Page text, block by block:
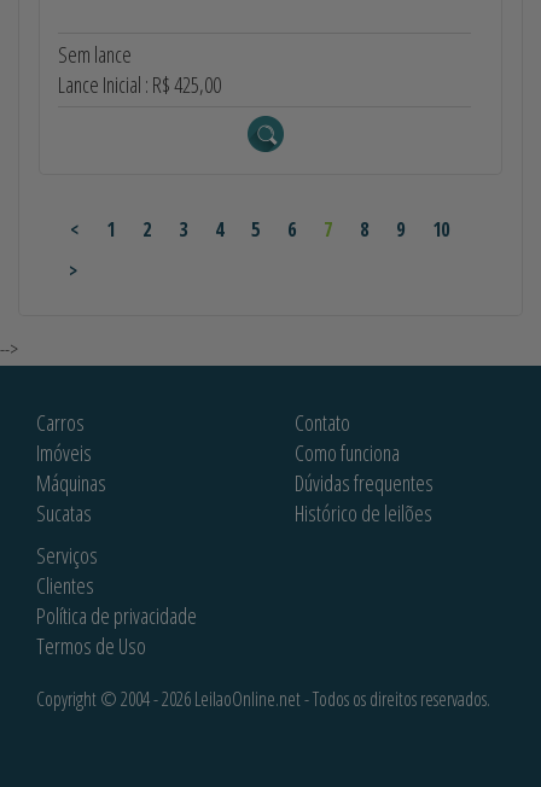
Sem lance
Lance Inicial : R$ 425,00
< 1 2 3 4 5 6 7 8 9
10
>
-->
Carros
Imóveis
Máquinas
Sucatas
Contato
Como funciona
Dúvidas frequentes
Histórico de leilões
Serviços
Clientes
Política de privacidade
Termos de Uso
Copyright © 2004 - 2026 LeilaoOnline.net - Todos os direitos reservados.